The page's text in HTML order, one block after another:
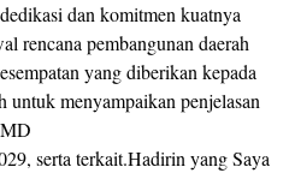
dan komitmen kuatnya
rencana pembangunan daerah
yang diberikan kepada
untuk menyampaikan penjelasan
serta terkait.Hadirin yang Saya